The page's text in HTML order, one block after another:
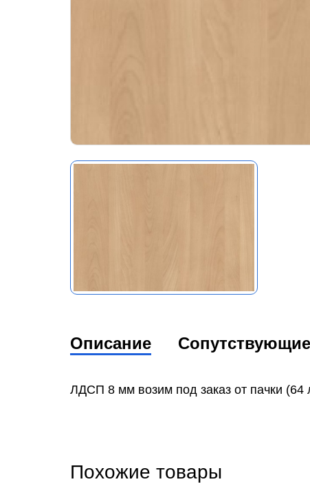
Описание
ЛДСП 8 мм возим под заказ от пачки (64
Похожие товары